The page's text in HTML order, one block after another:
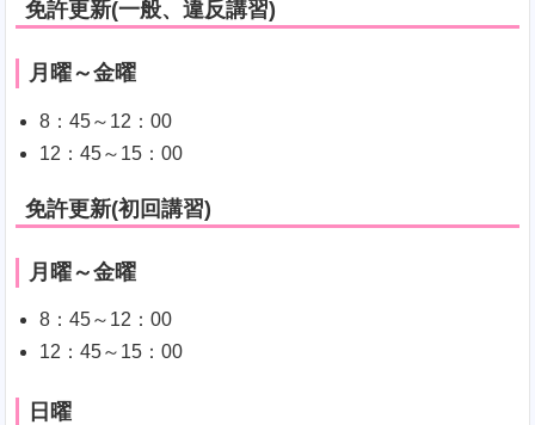
免許更新(一般、違反講習)
月曜～金曜
8：45～12：00
12：45～15：00
免許更新(初回講習)
月曜～金曜
8：45～12：00
12：45～15：00
日曜